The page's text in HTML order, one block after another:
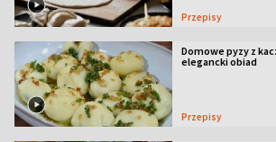
Przepisy
Domowe pyzy z
elegancki obiad
Przepisy